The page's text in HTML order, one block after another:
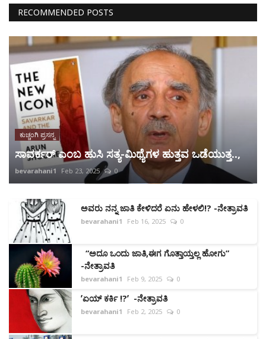
RECOMMENDED POSTS
ಕುಚ್ಚಂಗಿ ಪ್ರಸನ್ನ
ಸಾವರ್ಕರ್ ಎಂಬ ಹುಸಿ ಸತ್ಯ-ಮಿಥ್ಯೆಗಳ ಹುತ್ತವ ಒಡೆಯುತ್ತ..,
bevarahani1 Feb 23, 2025 0
ಅವರು ನನ್ನ ಜಾತಿ ಕೇಳಿದರೆ ಏನು ಹೇಳಲಿ!? -ನೇತ್ರಾವತಿ
bevarahani1 Feb 16, 2025 0
“ಅದೂ ಒಂದು ಜಾತಿ,ಈಗ ಗೊತ್ತಾಯ್ತಲ್ಲ ಹೋಗು”
-ನೇತ್ರಾವತಿ
bevarahani1 Feb 9, 2025 0
ʼಏಯ್ ಕರ್ಕಿ !?ʼ -ನೇತ್ರಾವತಿ
bevarahani1 Feb 2, 2025 0